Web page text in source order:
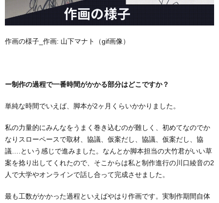
作画の様子_作画: 山下マナト（gif画像）
ー制作の過程で一番時間がかかる部分はどこですか？
単純な時間でいえば、脚本が2ヶ月くらいかかりました。
私の力量的にみんなをうまく巻き込むのが難しく、初めてなのでか
なりスローペースで取材、協議、仮案だし、協議、仮案だし、協
議….という感じで進みました。なんとか脚本担当の大竹君がいい草
案を捻り出してくれたので、そこからは私と制作進行の川口綾音の2
人で大学やオンラインで話し合って完成させました。
最も工数がかかった過程といえばやはり作画です。実制作期間自体